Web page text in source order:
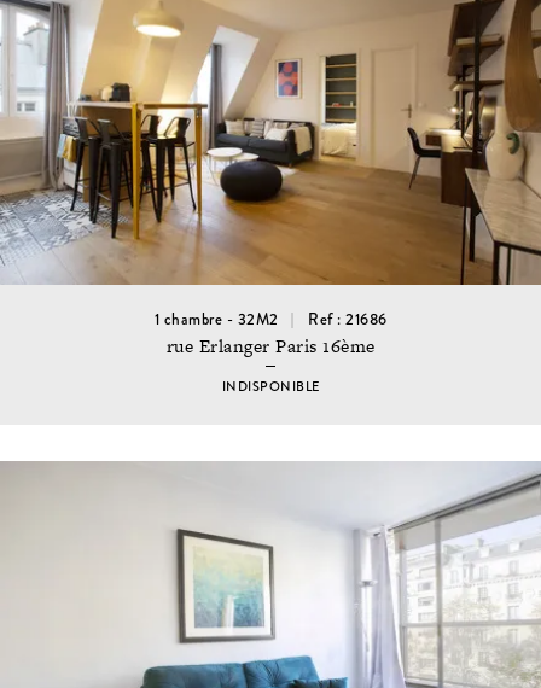
1 chambre - 32M2 Ref : 21686
rue Erlanger Paris 16ème
INDISPONIBLE